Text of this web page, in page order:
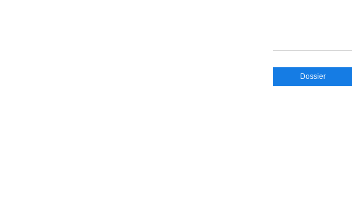
Dossier